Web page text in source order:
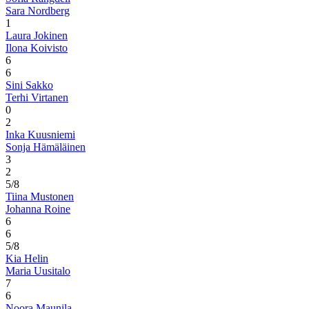
Sara Nordberg
1
Laura Jokinen
Ilona Koivisto
6
6
Sini Sakko
Terhi Virtanen
0
2
Inka Kuusniemi
Sonja Hämäläinen
3
2
5/8
Tiina Mustonen
Johanna Roine
6
6
5/8
Kia Helin
Maria Uusitalo
7
6